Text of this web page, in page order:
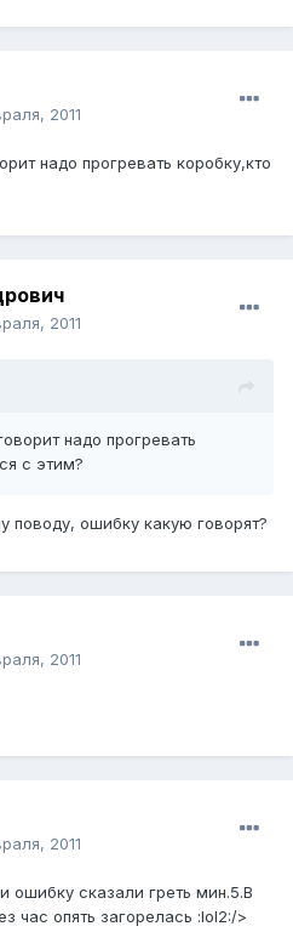
2011
надо прогревать коробку,кто
2011
надо прогревать
с этим?
поводу, ошибку какую говорят?
2011
2011
ошибку сказали греть мин.5.В
час опять загорелась :lol2:/>